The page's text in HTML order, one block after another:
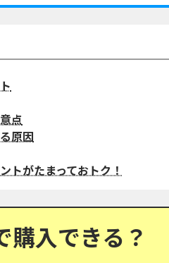
点
原因
トがたまっておトク！
入できる？